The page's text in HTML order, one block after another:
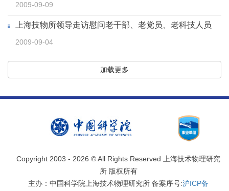
2009-09-09
上海技物所领导走访慰问老干部、老党员、老科技人员
2009-09-04
加载更多
Copyright 2003 - 2026 © All Rights Reserved 上海技术物理研究
所 版权所有
主办：中国科学院上海技术物理研究所 备案序号:沪ICP备